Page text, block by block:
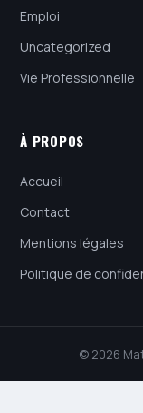
Emploi
Uncategorized
Vie Professionnelle
À PROPOS
Accueil
Contact
Mentions légales
Politique de
© 2026